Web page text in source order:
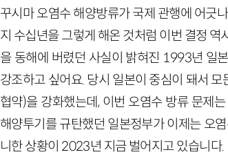
꾸시마 오염수 해양방류가 국제 관행에 어긋
지 수십년을 그렇게 해온 것처럼 이번 결정
을 동해에 버렸던 사실이 밝혀진 1993년 일
강조하고 싶어요. 당시 일본이 중심이 돼서
협약)을 강화했는데, 이번 오염수 방류 문제
해양투기를 규탄했던 일본정부가 이제는 오
니한 상황이 2023년 지금 벌어지고 있습니다.